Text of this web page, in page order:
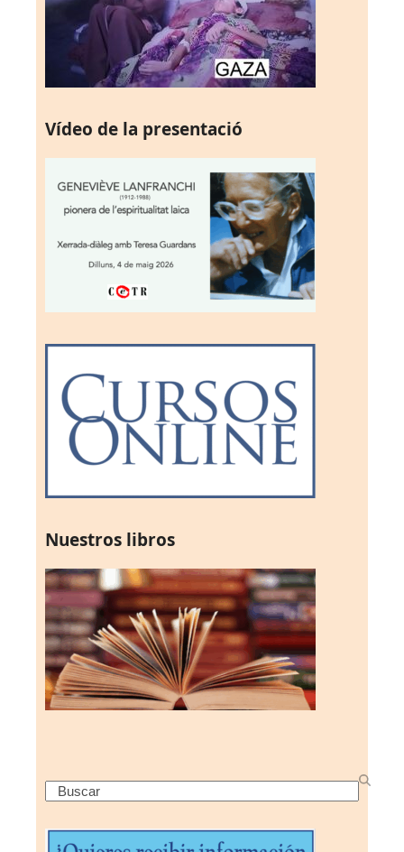
Vídeo de la presentació
Nuestros libros
Search